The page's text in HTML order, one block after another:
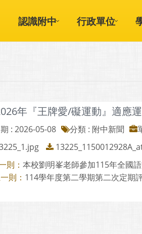
認識附中 行政單位
年『王牌愛/礙運動』適應
: 2026-05-08 分類 : 附中新聞
則： 本校劉明峯老師參加115年全國
則： 114學年度第二學期第二次定期